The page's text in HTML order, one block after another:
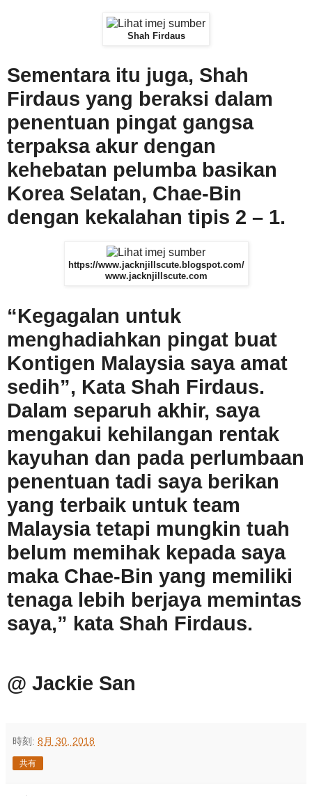
Shah Firdaus
Sementara itu juga, Shah
Firdaus yang beraksi dalam
penentuan pingat gangsa
terpaksa akur dengan
kehebatan pelumba basikan
Korea Selatan, Chae-Bin
dengan kekalahan tipis 2 – 1.
https://www.jacknjillscute.blogspot.com/
www.jacknjillscute.com
“Kegagalan untuk
menghadiahkan pingat buat
Kontigen Malaysia saya amat
sedih”, Kata Shah Firdaus.
Dalam separuh akhir, saya
mengakui kehilangan rentak
kayuhan dan pada perlumbaan
penentuan tadi saya berikan
yang terbaik untuk team
Malaysia tetapi mungkin tuah
belum memihak kepada saya
maka Chae-Bin yang memiliki
tenaga lebih berjaya memintas
saya,” kata Shah Firdaus.
@ Jackie San
時刻: 8月 30, 2018
共有